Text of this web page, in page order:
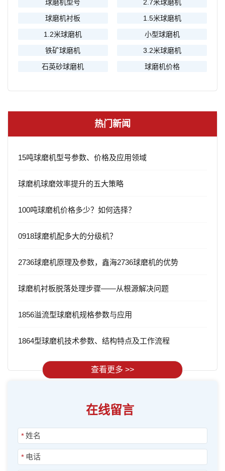
球磨机型号
2.7米球磨机
球磨机衬板
1.5米球磨机
1.2米球磨机
小型球磨机
铁矿球磨机
3.2米球磨机
石英砂球磨机
球磨机价格
热门新闻
15吨球磨机型号参数、价格及应用领域
球磨机球磨效率提升的五大策略
100吨球磨机价格多少？如何选择？
0918球磨机配多大的分级机？
2736球磨机原理及参数，鑫海2736球磨机的优势
球磨机衬板脱落处理步骤——从根源解决问题
1856溢流型球磨机规格参数与应用
1864型球磨机技术参数、结构特点及工作流程
查看更多 >>
在线留言
*
*